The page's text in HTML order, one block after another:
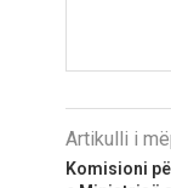
Artikulli i
Komisioni